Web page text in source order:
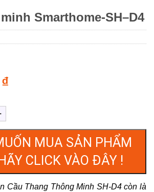
Smarthome-SH–D4
₫
MUA SẢN PHẨM
CLICK VÀO ĐÂY !
Cầu Thang Thông Minh SH-D4 còn là